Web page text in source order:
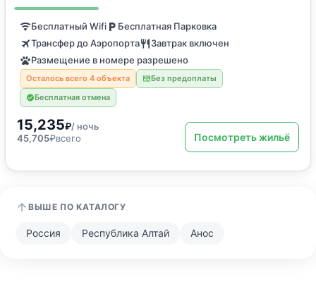
Бесплатный Wifi
Бесплатная Парковка
Трансфер до Аэропорта
Завтрак включен
Размещение в номере разрешено
Осталось всего 4 объекта
Без предоплаты
Бесплатная отмена
15,235₽/ ночь
45,705₽всего Посмотреть жильё
ВЫШЕ ПО КАТАЛОГУ
Россия Республика Алтай Анос